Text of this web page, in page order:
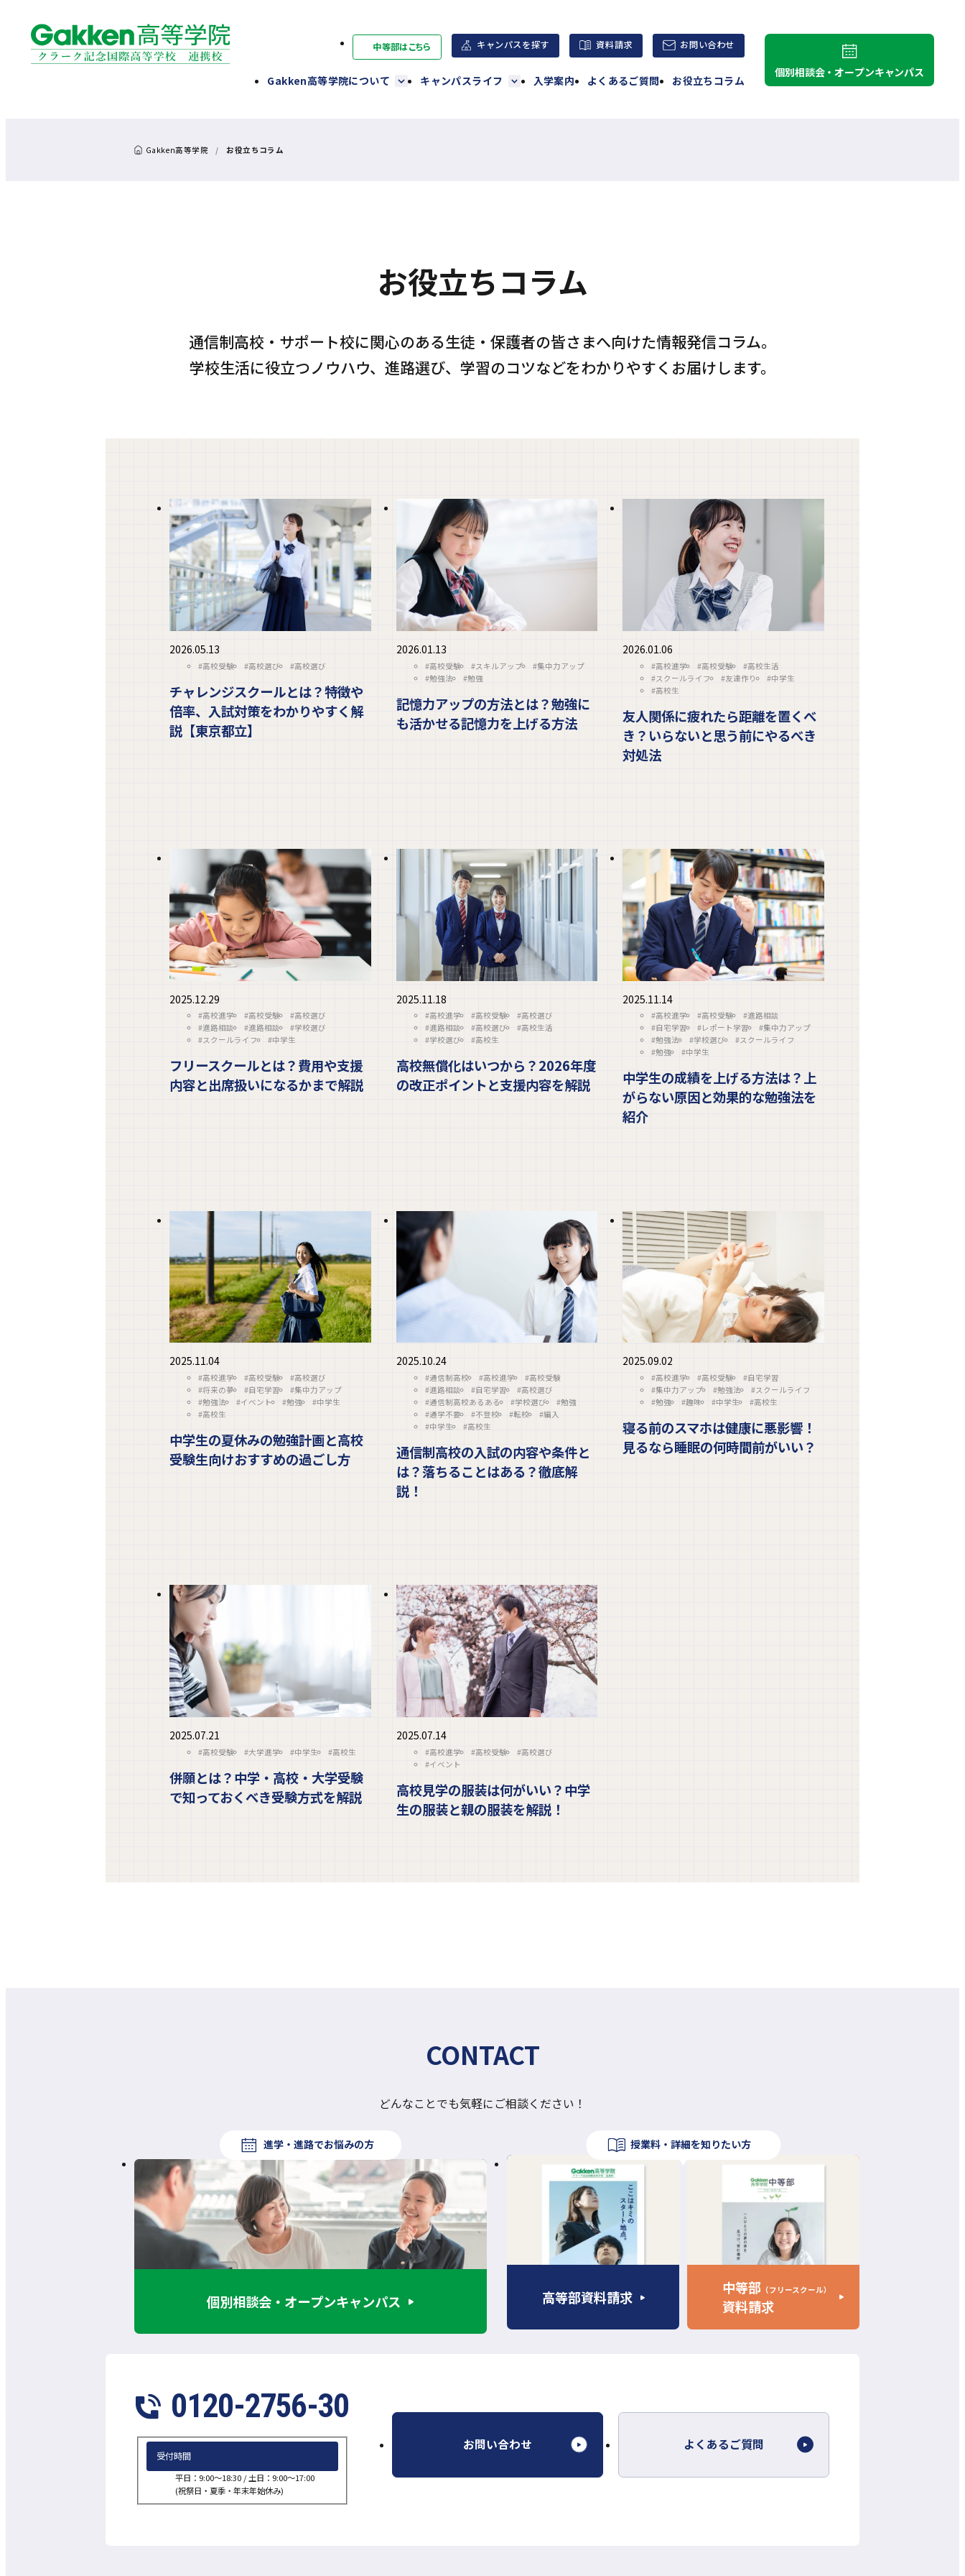
外
で
開
ま
中等部はこちら キャンパスを探す 資料請求
外
サ
す
お問い合わせ
Gakken高等学院について キャンパスライフ 入学案内 よくあるご質問 お役立ちコラム
個別相談会・オープンキャンパス
お役立ちコラム
お役立ちコラム
通信制高校・サポート校に関心のある生徒・保護者の皆さまへ向けた情報発信コラム。
学校生活に役立つノウハウ、進路選び、学習のコツなどをわかりやすくお届けします。
2026.05.13
#高校受験 #高校選び #高校選び
チャレンジスクールとは？特徴や
倍率、入試対策をわかりやすく解
説【東京都立】
2026.01.13
#高校受験 #スキルアップ
#集中力アップ
#勉強法
#勉強
記憶力アップの方法とは？勉強に
も活かせる記憶力を上げる方法
2026.01.06
#高校進学 #高校受験
#高校生活
#スクールライフ
#友達作り
#中学生
#高校生
友人関係に疲れたら距離を置くべ
き？いらないと思う前にやるべき
対処法
2025.12.29
#高校進学 #高校受験
#高校選び
#進路相談
#進路相談
#学校選び
#スクールライフ
#中学生
フリースクールとは？費用や支援
内容と出席扱いになるかまで解説
2025.11.18
#高校進学 #高校受験
#高校選び
#進路相談
#高校選び
#高校生活
#学校選び
#高校生
高校無償化はいつから？2026年度
の改正ポイントと支援内容を解説
2025.11.14
#高校進学 #高校受験
#進路相談
#自宅学習
#レポート学習
#集中力アップ
#勉強法
#学校選び
#スクールライフ
#勉強
#中学生
中学生の成績を上げる方法は？上
がらない原因と効果的な勉強法を
紹介
2025.11.04
#高校進学 #高校受験
#高校選び
#将来の夢
#自宅学習
#集中力アップ
#勉強法
#イベント #勉強
#中学生
#高校生
中学生の夏休みの勉強計画と高校
受験生向けおすすめの過ごし方
2025.10.24
#通信制高校 #高校進学
#高校受験
#進路相談
#自宅学習
#高校選び
#通信制高校あるある
#学校選び
#勉強
#通学不要
#不登校 #転校
#編入
#中学生
#高校生
通信制高校の入試の内容や条件と
は？落ちることはある？徹底解
説！
2025.09.02
#高校進学 #高校受験
#自宅学習
#集中力アップ
#勉強法
#スクールライフ
#勉強
#趣味 #中学生 #高校生
寝る前のスマホは健康に悪影響！
見るなら睡眠の何時間前がいい？
2025.07.21
#高校受験 #大学進学 #中学生 #高校生
併願とは？中学・高校・大学受験
で知っておくべき受験方式を解説
2025.07.14
#高校進学 #高校受験
#高校選び
#イベント
高校見学の服装は何がいい？中学
生の服装と親の服装を解説！
CONTACT
どんなことでも気軽にご相談ください！
進学・進路でお悩みの方
個別相談会・オープンキャンパス
授業料・詳細を知りたい方
ト
ウ
開
ま
高等部資料請求
ト
ウ
開
ま
中等部 （フリースクール）
資料請求
0120-2756-30
受付時間
平日：9:00～18:30 /土日：9:00～17:00
(祝祭日・夏季・年末年始休み)
外
お問い合わせ よくあるご質問